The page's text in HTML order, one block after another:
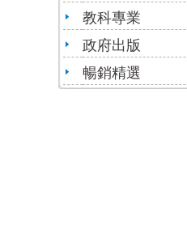
教科專業
政府出版
暢銷精選